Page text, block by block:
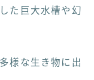
た巨大水槽や幻
様な生き物に出